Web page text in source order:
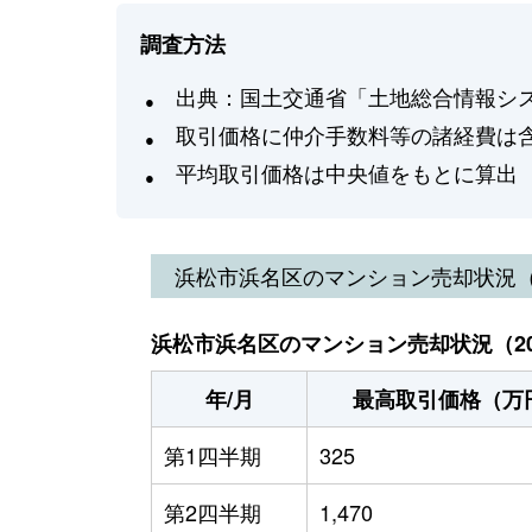
調査方法
出典：国土交通省「土地総合情報シ
取引価格に仲介手数料等の諸経費は
平均取引価格は中央値をもとに算出
浜松市浜名区のマンション売却状況
浜松市浜名区のマンション売却状況（
年/月
最高取引価格（万
第1四半期
325
第2四半期
1,470